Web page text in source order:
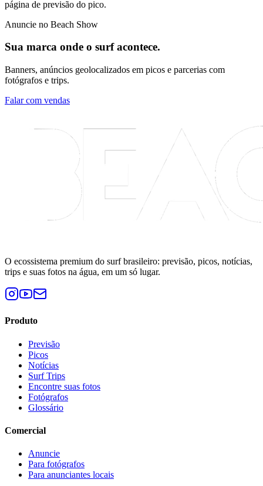
página de previsão do pico.
Anuncie no Beach Show
Sua marca onde o surf acontece.
Banners, anúncios geolocalizados em picos e parcerias com
fotógrafos e trips.
Falar com vendas
O ecossistema premium do surf brasileiro: previsão, picos, notícias,
trips e suas fotos na água, em um só lugar.
Produto
Previsão
Picos
Notícias
Surf Trips
Encontre suas fotos
Fotógrafos
Glossário
Comercial
Anuncie
Para fotógrafos
Para anunciantes locais